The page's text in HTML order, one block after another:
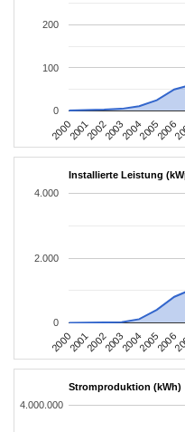
2000200120022003200420052006
0
100
200
Installierte Leistung
2000200120022003200420052006
0
2.000
4.000
Stromproduktion (kWh)
4.000.000